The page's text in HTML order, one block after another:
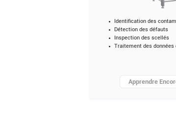
Identification des
Détection des défauts
Inspection des scellés
Traitement des données
Apprendre